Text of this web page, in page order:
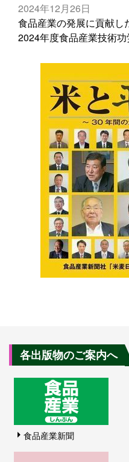
2024年12月26日
食品産業の発展に貢献し
2024年度食品産業技術功
各出版物のご案内へ
食品産業新聞